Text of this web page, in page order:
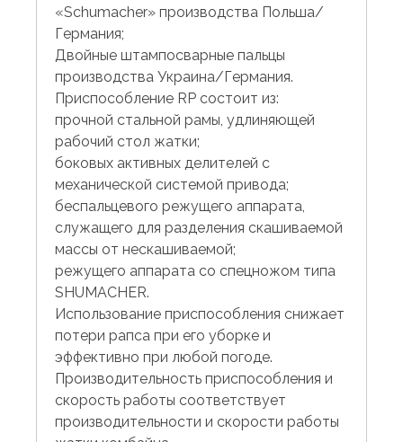
«Schumacher» производства Польша/
Германия;
Двойные штампосварные пальцы
производства Украина/Германия.
Приспособление RP состоит из:
прочной стальной рамы, удлиняющей
рабочий стол жатки;
боковых активных делителей с
механической системой привода;
беспальцевого режущего аппарата,
служащего для разделения скашиваемой
массы от нескашиваемой;
режущего аппарата со спецножом типа
SHUMACHER.
Использование приспособления снижает
потери рапса при его уборке и
эффективно при любой погоде.
Производительность приспособления и
скорость работы соответствует
производительности и скорости работы